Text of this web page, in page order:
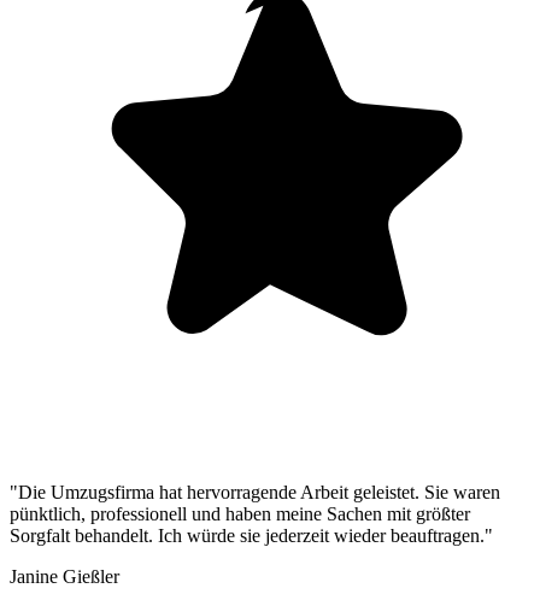
"Die Umzugsfirma hat hervorragende Arbeit geleistet. Sie waren
pünktlich, professionell und haben meine Sachen mit größter
Sorgfalt behandelt. Ich würde sie jederzeit wieder beauftragen."
Janine Gießler